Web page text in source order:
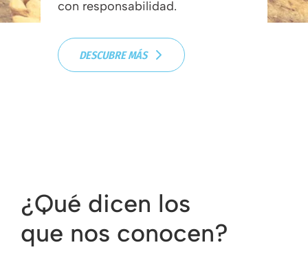
con responsabilidad.
DESCUBRE MÁS
¿Qué dicen los
que nos conocen?